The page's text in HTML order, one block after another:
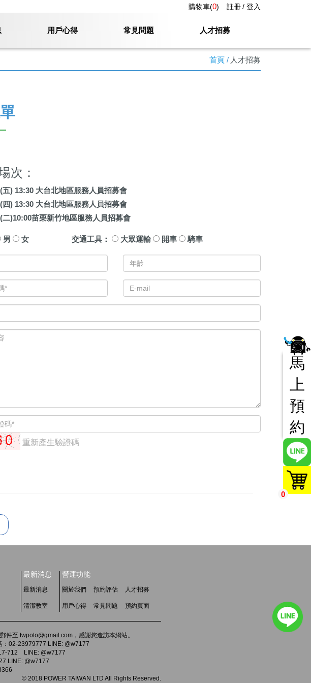
註冊 登入
購物車(0)
用戶心得 常見問題 人才招募
首頁 人才招募
次：
五) 13:30 大台北地區服務人員招募會
四) 13:30 大台北地區服務人員招募會
二)10:00苗栗新竹地區服務人員招募會
男 女 交通工具： 大眾運輸 開車 騎車
重新產生驗證碼
馬
上
預
約
0
最新消息
最新消息
清潔教室
營運功能
關於我們 預約評估 人才招募
用戶心得 常見問題 預約頁面
件至 twpoto@gmail.com，感謝您造訪本網站。
：02-23979777 LINE: @w7177
712 LINE: @w7177
LINE: @w7177
© 2018 POWER TAIWAN LTD All Rights Reserved.